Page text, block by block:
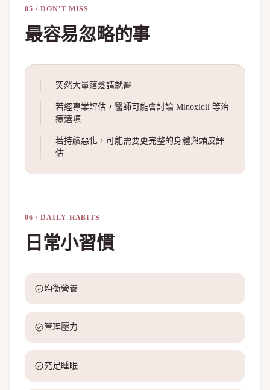
05 / DON'T MISS
最容易忽略的事
突然大量落髮請就醫
若經專業評估，醫師可能會討論 Minoxidil 等治
療選項
若持續惡化，可能需要更完整的身體與頭皮評
估
06 / DAILY HABITS
日常小習慣
均衡營養
管理壓力
充足睡眠